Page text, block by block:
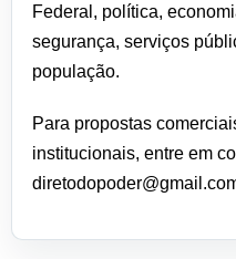
Federal, política,
segurança, serviços
população.
Para propostas
institucionais, entre em